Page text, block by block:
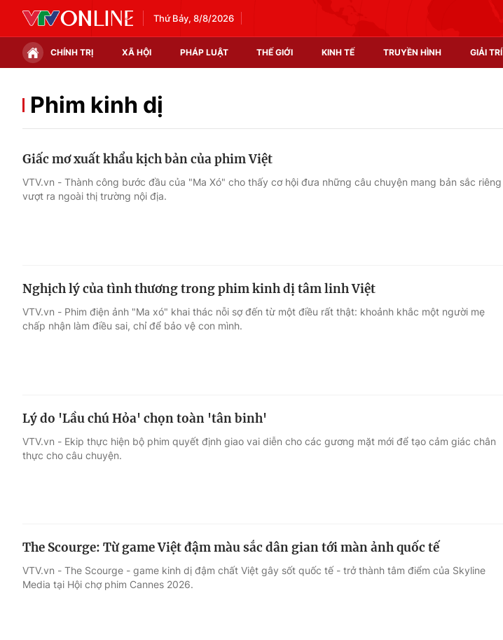
Thứ Bảy, 8/8/2026
CHÍNH TRỊ XÃ HỘI PHÁP LUẬT THẾ GIỚI KINH TẾ TRUYỀN HÌNH GIẢI TRÍ
Chính trị
Thế giới đó đây
Điện ảnh
Âm nhạc
Sao
Du lịch
Làm đẹp
Học trực tuyến
Phim kinh dị
Giấc mơ xuất khẩu kịch bản của phim Việt
VTV.vn - Thành công bước đầu của "Ma Xó" cho thấy cơ hội đưa những câu chuyện mang bản sắc riêng
vượt ra ngoài thị trường nội địa.
Nghịch lý của tình thương trong phim kinh dị tâm linh Việt
VTV.vn - Phim điện ảnh "Ma xó" khai thác nỗi sợ đến từ một điều rất thật: khoảnh khắc một người mẹ
chấp nhận làm điều sai, chỉ để bảo vệ con mình.
Lý do 'Lầu chú Hỏa' chọn toàn 'tân binh'
VTV.vn - Ekip thực hiện bộ phim quyết định giao vai diễn cho các gương mặt mới để tạo cảm giác chân
thực cho câu chuyện.
The Scourge: Từ game Việt đậm màu sắc dân gian tới màn ảnh quốc tế
VTV.vn - The Scourge - game kinh dị đậm chất Việt gây sốt quốc tế - trở thành tâm điểm của Skyline
Media tại Hội chợ phim Cannes 2026.